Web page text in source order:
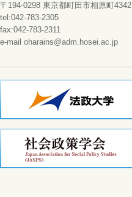
〒194-0298 東京都町田市相原町4342
tel:042-783-2305
fax:042-783-2311
e-mail oharains@adm.hosei.ac.jp